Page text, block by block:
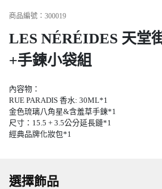
商品編號：300019
LES NÉRÉIDES 天堂
+手鍊小袋組
內容物：
RUE PARADIS 香水: 30ML*1
金色琉璃八角星&含羞草手鍊*1
尺寸：15.5 + 3.5公分延長鏈*1
經典品牌化妝包*1
選擇飾品